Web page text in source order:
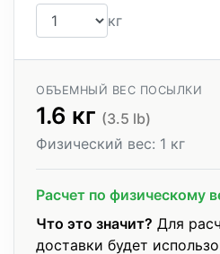
кг
ОБЪЕМНЫЙ ВЕС ПОСЫЛКИ
1.6 кг (3.5 lb)
Физический вес: 1 кг
Расчет по физическому
Что это значит? Для
доставки будет